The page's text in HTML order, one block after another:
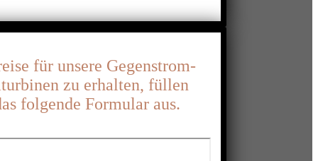
für unsere Gegenstrom-
zu erhalten, füllen
folgende Formular aus.